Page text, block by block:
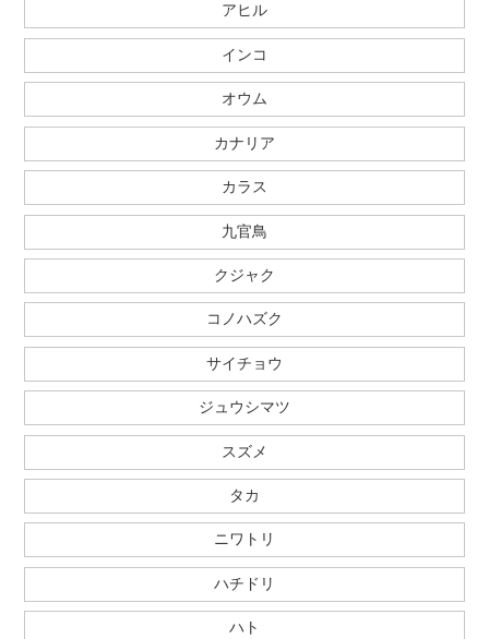
アヒル
インコ
オウム
カナリア
カラス
九官鳥
クジャク
コノハズク
サイチョウ
ジュウシマツ
スズメ
タカ
ニワトリ
ハチドリ
ハト